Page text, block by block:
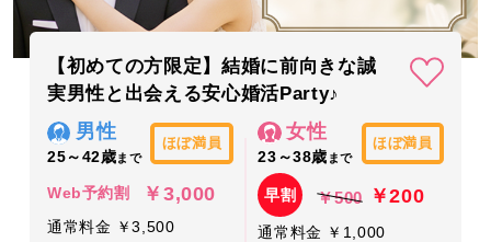
【初めての方限定】結婚に前向きな誠
実男性と出会える安心婚活Party♪
男性
25～42歳まで
ほぼ満員
Web予約割 ￥3,000
通常料金 ￥3,500
女性
23～38歳 まで
ほぼ満員
早割 ￥500 ￥200
通常料金 ￥1,000